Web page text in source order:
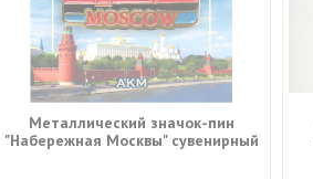
Металлический значок-пин
"Набережная Москвы" сувенирный